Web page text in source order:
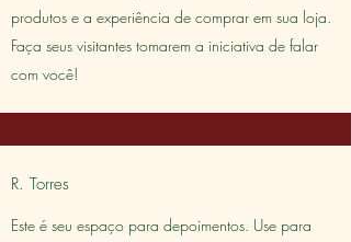
produtos e a experiência de comprar em sua loja.
Faça seus visitantes tomarem a iniciativa de falar
com você!
R. Torres
Este é seu espaço para depoimentos. Use para